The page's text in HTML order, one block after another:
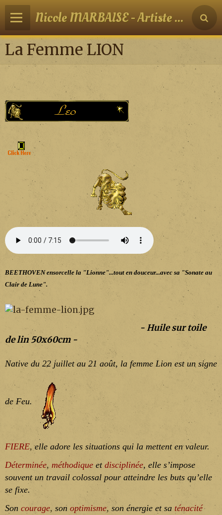
Nicole MARBAISE - Artiste peintre
La Femme LION
BEETHOVEN ensorcelle la "Lionne"...tout en douceur...avec sa "Sonate au
Clair de Lune".
- Huile sur toile
de lin 50x60cm -
Native du 22 juillet au 21 août, la femme Lion est un signe
de Feu.
FIERE, elle adore les situations qui la mettent en valeur.
Déterminée, méthodique et disciplinée, elle s’impose
souvent un travail colossal pour atteindre les buts qu’elle
se fixe.
Son courage, son optimisme, son énergie et sa ténacité